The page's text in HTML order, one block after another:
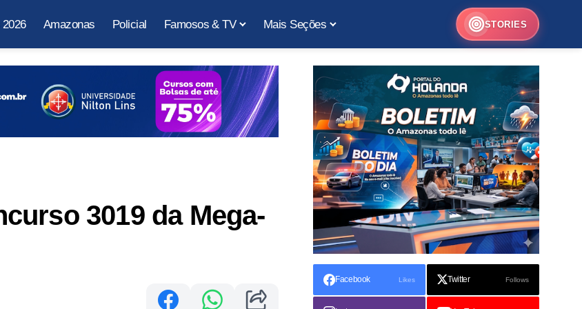
Amazonas Policial Famosos & TV Mais Seções STORIES
3019 da Mega-
Facebook Likes Twitter Follows